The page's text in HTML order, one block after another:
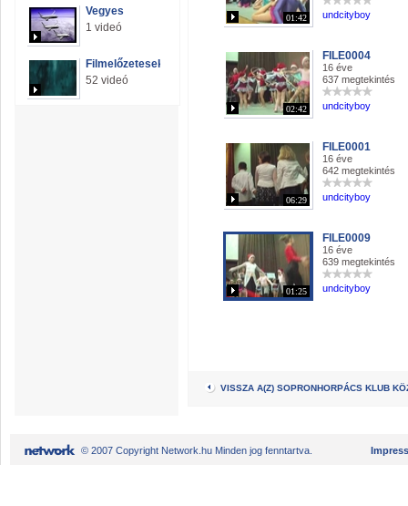
Vegyes
1 videó
Filmelőzetesek
52 videó
01:42 undcityboy
02:42
FILE0004
16 éve
637 megtekintés
undcityboy
06:29
FILE0001
16 éve
642 megtekintés
undcityboy
01:25
FILE0009
16 éve
639 megtekintés
undcityboy
VISSZA A(Z) SOPRONHORPÁCS KLUB
© 2007 Copyright Network.hu Minden jog fenntartva.